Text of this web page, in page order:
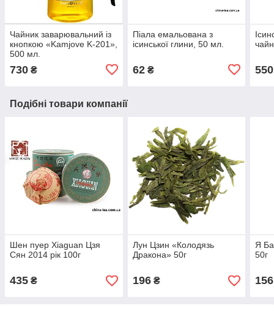
Чайник заварювальний із
кнопкою «Kamjove K-201»,
500 мл.
730 ₴
Піала емальована з
ісинської глини, 50 мл.
62₴ 550
Подібні товари компанії
Шен пуер Xiaguan Цзя
Сян 2014 рік 100г
435 ₴
Лун Цзин «Колодязь
Дракона» 50г
196₴
Я
50г
156